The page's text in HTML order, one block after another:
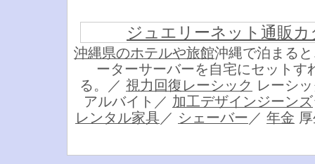
ジュエリーネット通販
沖縄県のホテルや旅館沖縄で泊まる
ーターサーバーを自宅にセット
る。／ 視力回復レーシック レーシ
アルバイト／ 加工デザインジーンズ
レンタル家具／ シェーバー ／ 年金